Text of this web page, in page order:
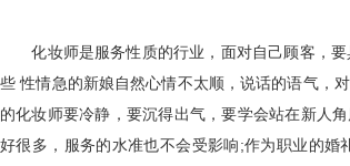
化妆师是服务性质的行业，面对自己顾客，要
些 性情急的新娘自然心情不太顺，说话的语气，
的化妆师要冷静，要沉得出气，要学会站在新人
好很多，服务的水准也不会受影响;作为职业的